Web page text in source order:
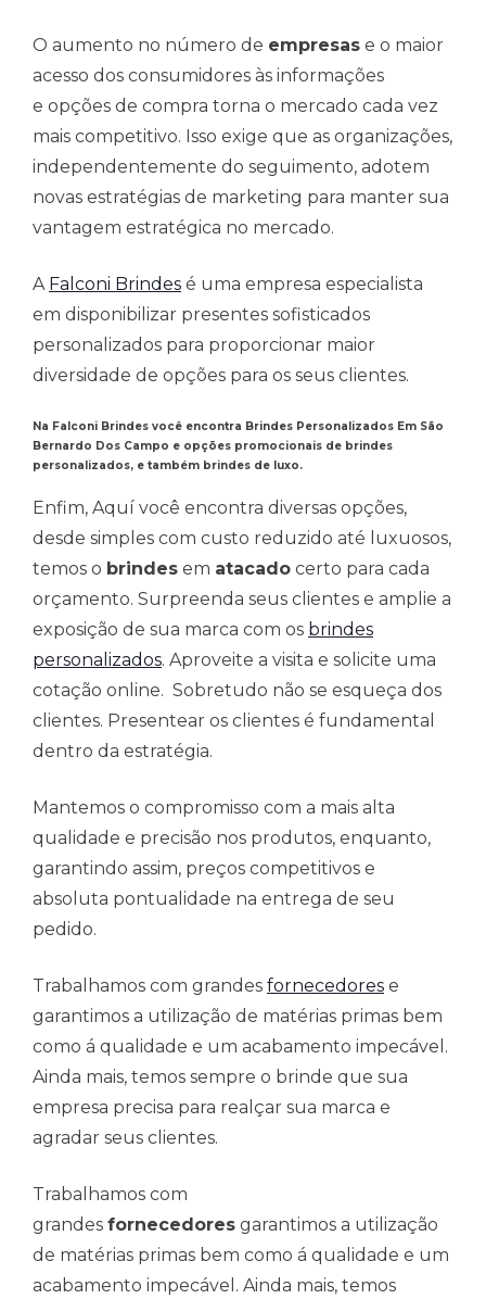
O aumento no número de empresas e o maior
acesso dos consumidores às informações
e opções de compra torna o mercado cada vez
mais competitivo. Isso exige que as organizações,
independentemente do seguimento, adotem
novas estratégias de marketing para manter sua
vantagem estratégica no mercado.
A Falconi Brindes é uma empresa especialista
em disponibilizar presentes sofisticados
personalizados para proporcionar maior
diversidade de opções para os seus clientes.
Na Falconi Brindes você encontra Brindes Personalizados Em São
Bernardo Dos Campo e opções promocionais de brindes
personalizados, e também brindes de luxo.
Enfim, Aquí você encontra diversas opções,
desde simples com custo reduzido até luxuosos,
temos o brindes em atacado certo para cada
orçamento. Surpreenda seus clientes e amplie a
exposição de sua marca com os brindes
personalizados. Aproveite a visita e solicite uma
cotação online. Sobretudo não se esqueça dos
clientes. Presentear os clientes é fundamental
dentro da estratégia.
Mantemos o compromisso com a mais alta
qualidade e precisão nos produtos, enquanto,
garantindo assim, preços competitivos e
absoluta pontualidade na entrega de seu
pedido.
Trabalhamos com grandes fornecedores e
garantimos a utilização de matérias primas bem
como á qualidade e um acabamento impecável.
Ainda mais, temos sempre o brinde que sua
empresa precisa para realçar sua marca e
agradar seus clientes.
Trabalhamos com
grandes fornecedores garantimos a utilização
de matérias primas bem como á qualidade e um
acabamento impecável. Ainda mais, temos